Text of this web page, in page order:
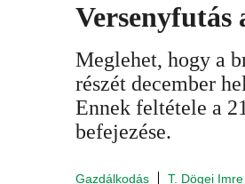
Versenyfutás
Meglehet, hogy a
részét december
Ennek feltétele a
befejezése.
Gazdálkodás T. Dögei Imre